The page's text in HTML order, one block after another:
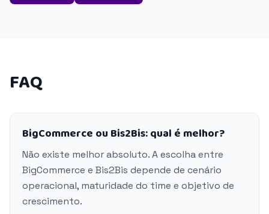
FAQ
BigCommerce ou Bis2Bis: qual é melhor?
Não existe melhor absoluto. A escolha entre
BigCommerce e Bis2Bis depende de cenário
operacional, maturidade do time e objetivo de
crescimento.